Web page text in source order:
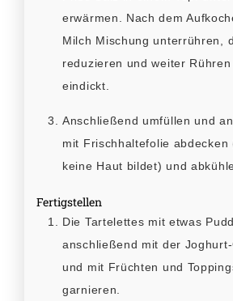
erwärmen. Nach dem
Milch Mischung unterrühren,
reduzieren und weiter
eindickt.
Anschließend umfüllen und
mit Frischhaltefolie abdecken
keine Haut bildet) und
Fertigstellen
Die Tartelettes mit etwas
anschließend mit der
und mit Früchten und
garnieren.